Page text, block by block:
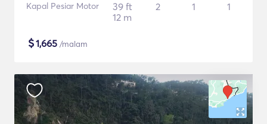
Kapal Pesiar Motor
39 ft
12 m
2 1 1
$1,665 /malam